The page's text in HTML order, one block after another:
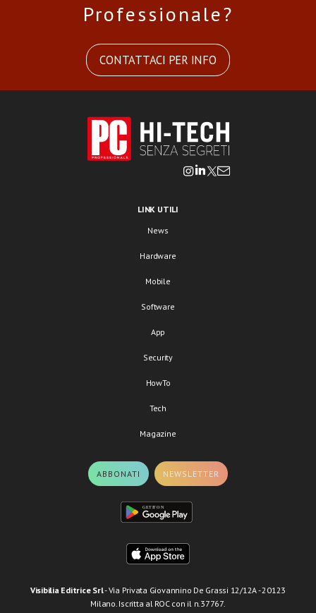
Professionale?
CONTATTACI PER INFO
LINK UTILI
News
Hardware
Mobile
Software
App
Security
HowTo
Tech
Magazine
ABBONATI NEWSLETTER
Visibilia Editrice Srl- Via Privata Giovannino De Grassi 12/12A - 20123
Milano. Iscritta al ROC con il n.37767.